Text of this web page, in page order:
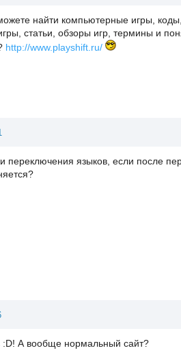
найти компьютерные игры,
статьи, обзоры игр, термины и
http://www.playshift.ru/
переключения языков, если после
:D! А вообще нормальный сайт?